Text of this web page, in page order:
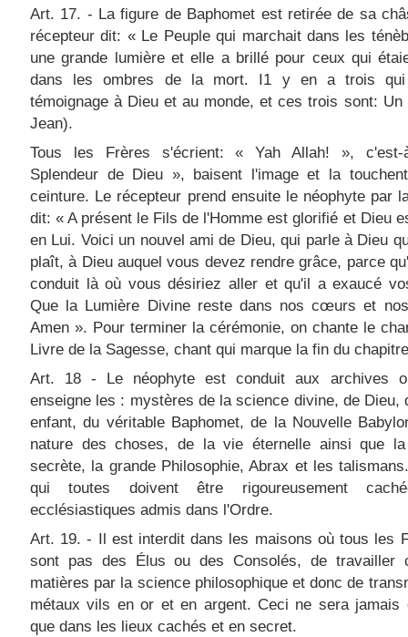
Art. 17. - La figure de Baphomet est retirée de sa
récepteur dit: « Le Peuple qui marchait dans les
une grande lumière et elle a brillé pour ceux qui
dans les ombres de la mort. I1 y en a trois qui
témoignage à Dieu et au monde, et ces trois sont: Un
Jean).
Tous les Frères s'écrient: « Yah Allah! », c'est-
Splendeur de Dieu », baisent l'image et la
ceinture. Le récepteur prend ensuite le néophyte par
dit: « A présent le Fils de l'Homme est glorifié et Dieu
en Lui. Voici un nouvel ami de Dieu, qui parle à Dieu
plaît, à Dieu auquel vous devez rendre grâce, parce
conduit là où vous désiriez aller et qu'il a exaucé
Que la Lumière Divine reste dans nos cœurs et
Amen ». Pour terminer la cérémonie, on chante le
Livre de la Sagesse, chant qui marque la fin du
Art. 18 - Le néophyte est conduit aux archives
enseigne les : mystères de la science divine, de Dieu,
enfant, du véritable Baphomet, de la Nouvelle
nature des choses, de la vie éternelle ainsi que
secrète, la grande Philosophie, Abrax et les
qui toutes doivent être rigoureusement
ecclésiastiques admis dans l'Ordre.
Art. 19. - Il est interdit dans les maisons où tous les
sont pas des Élus ou des Consolés, de travailler
matières par la science philosophique et donc de
métaux vils en or et en argent. Ceci ne sera jamais
que dans les lieux cachés et en secret.